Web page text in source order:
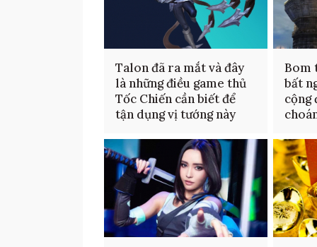
Talon đã ra mắt và đây
là những điều game thủ
Tốc Chiến cần biết để
tận dụng vị tướng này
Bom
bất
cộng